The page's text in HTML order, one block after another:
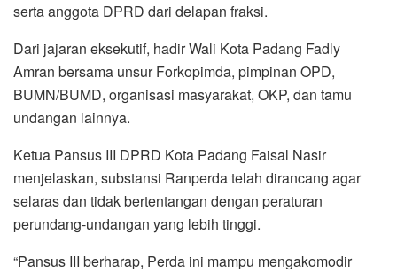
serta anggota DPRD dari delapan fraksi.
Dari jajaran eksekutif, hadir Wali Kota Padang Fadly
Amran bersama unsur Forkopimda, pimpinan OPD,
BUMN/BUMD, organisasi masyarakat, OKP, dan tamu
undangan lainnya.
Ketua Pansus III DPRD Kota Padang Faisal Nasir
menjelaskan, substansi Ranperda telah dirancang agar
selaras dan tidak bertentangan dengan peraturan
perundang-undangan yang lebih tinggi.
“Pansus III berharap, Perda ini mampu mengakomodir